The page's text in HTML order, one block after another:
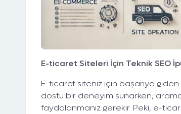
E-ticaret Siteleri İçin Teknik SEO
E-ticaret siteniz için başarıya giden
dostu bir deneyim sunarken,
faydalanmanız gerekir. Peki, e-